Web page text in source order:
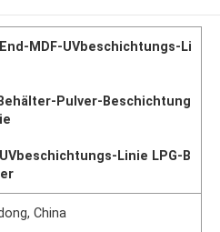
MDF-UVbeschichtungs-Li
Pulver-Beschichtung
Linie LPG-B
China